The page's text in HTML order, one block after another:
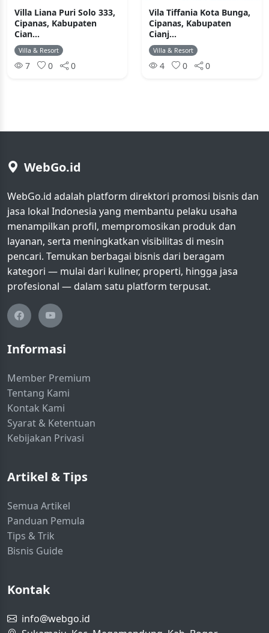
Villa Liana Puri Solo 333,
Cipanas, Kabupaten
Cian...
Villa & Resort
7 0 0
Vila Tiffania Kota Bunga,
Cipanas, Kabupaten
Cianj...
Villa & Resort
4 0 0
WebGo.id
WebGo.id adalah platform direktori promosi bisnis dan
jasa lokal Indonesia yang membantu pelaku usaha
menampilkan profil, mempromosikan produk dan
layanan, serta meningkatkan visibilitas di mesin
pencari. Temukan berbagai bisnis dari beragam
kategori — mulai dari kuliner, properti, hingga jasa
profesional — dalam satu platform terpusat.
Informasi
Member Premium
Tentang Kami
Kontak Kami
Syarat & Ketentuan
Kebijakan Privasi
Artikel & Tips
Semua Artikel
Panduan Pemula
Tips & Trik
Bisnis Guide
Kontak
info@webgo.id